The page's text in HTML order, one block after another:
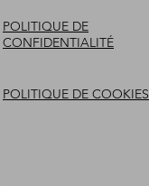
POLITIQUE DE
CONFIDENTIALITÉ
POLITIQUE DE COOKIES